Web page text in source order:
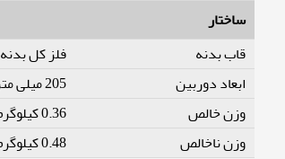
ساختار
قاب بدنه
فلز کل بدنه
ابعاد دوربین
205 میلی متر × 91 میلی متر × 91 میلی متر (8.1" × 3.6" × 3.6")
وزن خالص
0.36 کیلوگرم (0.79 lb)
وزن ناخالص
0.48 کیلوگرم (1.06 lb)